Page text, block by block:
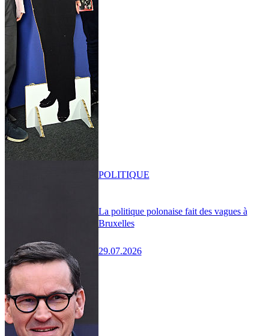
La politique polonaise fait des vagues à
Bruxelles
29.07.2026
POLITIQUE